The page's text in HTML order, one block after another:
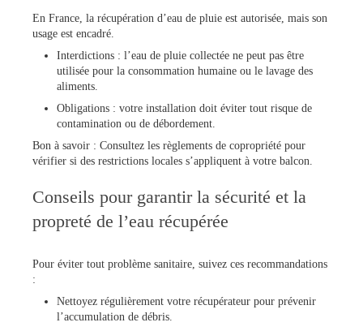
En France, la récupération d’eau de pluie est autorisée, mais son
usage est encadré.
Interdictions : l’eau de pluie collectée ne peut pas être
utilisée pour la consommation humaine ou le lavage des
aliments.
Obligations : votre installation doit éviter tout risque de
contamination ou de débordement.
Bon à savoir : Consultez les règlements de copropriété pour
vérifier si des restrictions locales s’appliquent à votre balcon.
Conseils pour garantir la sécurité et la
propreté de l’eau récupérée
Pour éviter tout problème sanitaire, suivez ces recommandations
:
Nettoyez régulièrement votre récupérateur pour prévenir
l’accumulation de débris.